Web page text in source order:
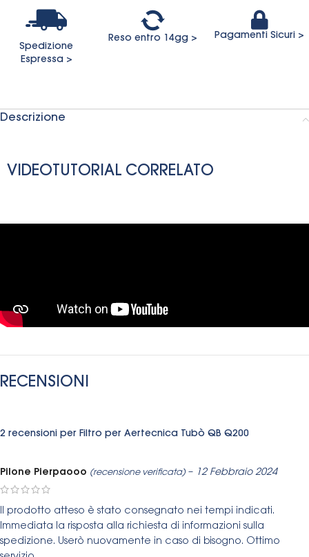
Spedizione
Espressa >
Reso entro 14gg > Pagamenti Sicuri >
Descrizione
VIDEOTUTORIAL CORRELATO
RECENSIONI
2 recensioni per Filtro per Aertecnica Tubò QB Q200
Pilone Pierpaooo (recensione verificata) – 12 Febbraio 2024
Il prodotto atteso è stato consegnato nei tempi indicati.
Immediata la risposta alla richiesta di informazioni sulla
spedizione. Userò nuovamente in caso di bisogno. Ottimo